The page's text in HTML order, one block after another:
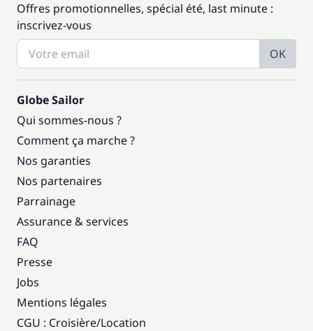
Offres promotionnelles, spécial été, last minute :
inscrivez-vous
OK
Globe Sailor
Qui sommes-nous ?
Comment ça marche ?
Nos garanties
Nos partenaires
Parrainage
Assurance & services
FAQ
Presse
Jobs
Mentions légales
CGU : Croisière/Location